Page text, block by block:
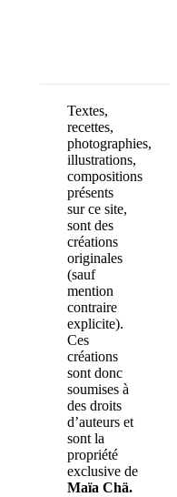
Textes,
recettes,
photographies,
illustrations,
compositions
présents
sur ce site,
sont des
créations
originales
(sauf
mention
contraire
explicite).
Ces
créations
sont donc
soumises à
des droits
d’auteurs et
sont la
propriété
exclusive de
Maïa Chä.